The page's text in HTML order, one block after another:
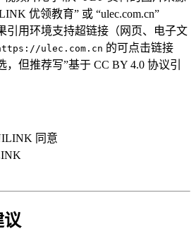
优领教育” 或 “ulec.com.cn”
引用环境支持超链接（网页、电子文
ulec.com.cn 的可点击链接
，但推荐写”基于 CC BY 4.0 协议引
同意
议